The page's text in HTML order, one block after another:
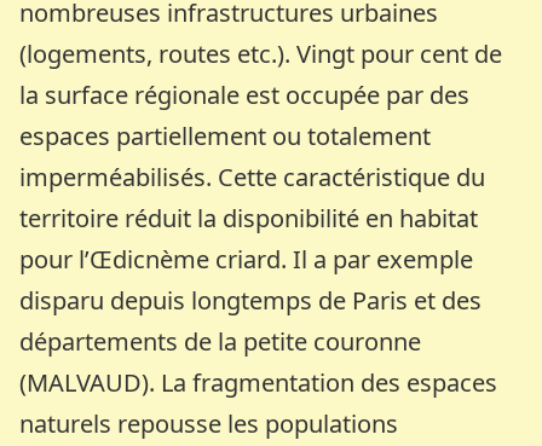
nombreuses infrastructures urbaines
(logements, routes etc.). Vingt pour cent de
la surface régionale est occupée par des
espaces partiellement ou totalement
imperméabilisés. Cette caractéristique du
territoire réduit la disponibilité en habitat
pour l’Œdicnème criard. Il a par exemple
disparu depuis longtemps de Paris et des
départements de la petite couronne
(MALVAUD). La fragmentation des espaces
naturels repousse les populations